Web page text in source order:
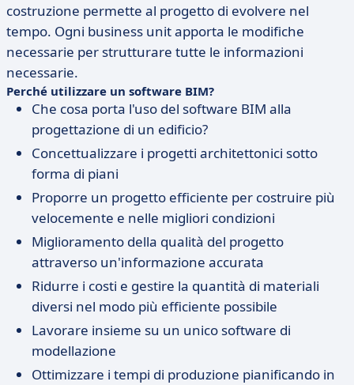
costruzione permette al progetto di evolvere nel
tempo. Ogni business unit apporta le modifiche
necessarie per strutturare tutte le informazioni
necessarie.
Perché utilizzare un software BIM?
Che cosa porta l'uso del software BIM alla
progettazione di un edificio?
Concettualizzare i progetti architettonici sotto
forma di piani
Proporre un progetto efficiente per costruire più
velocemente e nelle migliori condizioni
Miglioramento della qualità del progetto
attraverso un'informazione accurata
Ridurre i costi e gestire la quantità di materiali
diversi nel modo più efficiente possibile
Lavorare insieme su un unico software di
modellazione
Ottimizzare i tempi di produzione pianificando in